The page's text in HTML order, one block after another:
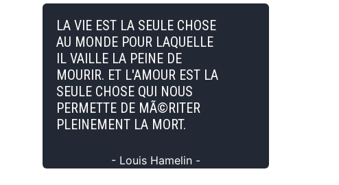
LA VIE EST LA SEULE CHOSE
AU MONDE POUR LAQUELLE
IL VAILLE LA PEINE DE
MOURIR. ET L'AMOUR EST LA
SEULE CHOSE QUI NOUS
PERMETTE DE MÃ©RITER
PLEINEMENT LA MORT.
- Louis Hamelin -